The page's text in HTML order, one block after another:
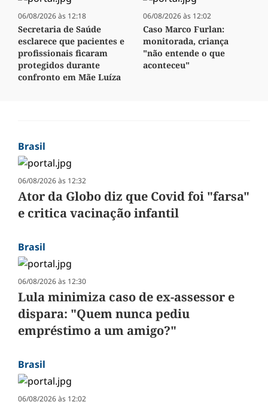
06/08/2026 às 12:18
Secretaria de Saúde
esclarece que pacientes e
profissionais ficaram
protegidos durante
confronto em Mãe Luíza
06/08/2026 às 12:02
Caso Marco Furlan:
monitorada, criança
"não entende o que
aconteceu"
Brasil
06/08/2026 às 12:32
Ator da Globo diz que Covid foi "farsa"
e critica vacinação infantil
Brasil
06/08/2026 às 12:30
Lula minimiza caso de ex-assessor e
dispara: "Quem nunca pediu
empréstimo a um amigo?"
Brasil
06/08/2026 às 12:02